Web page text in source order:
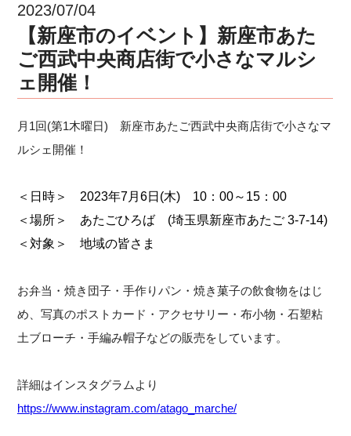
2023/07/04
【新座市のイベント】新座市あた
ご西武中央商店街で小さなマルシ
ェ開催！
月1回(第1木曜日) 新座市あたご西武中央商店街で小さなマ
ルシェ開催！
＜日時＞ 2023年7月6日(木) 10：00～15：00
＜場所＞ あたごひろば (埼玉県新座市あたご 3-7-14)
＜対象＞ 地域の皆さま
お弁当・焼き団子・手作りパン・焼き菓子の飲食物をはじ
め、写真のポストカード・アクセサリー・布小物・石塑粘
土ブローチ・手編み帽子などの販売をしています。
詳細はインスタグラムより
https://www.instagram.com/atago_marche/